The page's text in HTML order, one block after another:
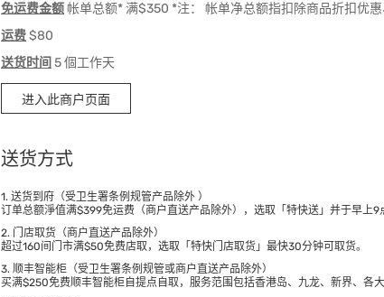
免运费金额帐单总额* 满$350 *注： 帐单净总额指扣除商品折扣优惠
运费$80
送货时间 5 個工作天
进入此商户页面
送货方式
1. 送货到府（受卫生署条例规管产品除外 ）
订单总额淨值满$399免运费（商户直送产品除外），选取「特快送」并于早上9
2. 门店取货（商户直送产品除外）
超过160间门市满$50免费店取，选取「特快门店取货」最快30分钟可取货。
3. 顺丰智能柜（受卫生署条例规管或商户直送产品除外）
买满$250免费顺丰智能柜自提点自取，服务范围包括香港岛、九龙、新界、各大